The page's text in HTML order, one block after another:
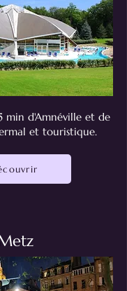
min d'Amnéville et de
et touristique.